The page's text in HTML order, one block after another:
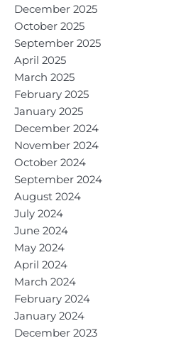
December 2025
October 2025
September 2025
April 2025
March 2025
February 2025
January 2025
December 2024
November 2024
October 2024
September 2024
August 2024
July 2024
June 2024
May 2024
April 2024
March 2024
February 2024
January 2024
December 2023